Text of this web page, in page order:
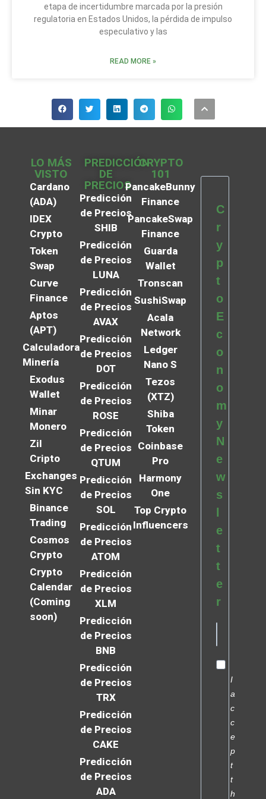
etapa de incertidumbre marcada por la presión
regulatoria en Estados Unidos, la pérdida de impulso
especulativo y las
READ MORE »
LO MÁS
VISTO
Cardano
(ADA)
IDEX
Crypto
Token
Swap
Curve
Finance
Aptos
(APT)
Calculadora
Minería
Exodus
Wallet
Minar
Monero
Zil
Cripto
Exchanges
Sin KYC
Binance
Trading
Cosmos
Crypto
Crypto
Calendar
(Coming
soon)
PREDICCIÓN
DE
PRECIOS
Predicción
de Precios
SHIB
Predicción
de Precios
LUNA
Predicción
de Precios
AVAX
Predicción
de Precios
DOT
Predicción
de Precios
ROSE
Predicción
de Precios
QTUM
Predicción
de Precios
SOL
Predicción
de Precios
ATOM
Predicción
de Precios
XLM
Predicción
de Precios
BNB
Predicción
de Precios
TRX
Predicción
de Precios
CAKE
Predicción
de Precios
ADA
CRYPTO
101
PancakeBunny
Finance
PancakeSwap
Finance
Guarda
Wallet
Tronscan
SushiSwap
Acala
Network
Ledger
Nano S
Tezos
(XTZ)
Shiba
Token
Coinbase
Pro
Harmony
One
Top Crypto
Influencers
C
r
y
p
t
o
E
c
o
n
o
m
y
N
e
w
s
l
e
t
t
e
r
I
a
c
c
e
p
t
t
h